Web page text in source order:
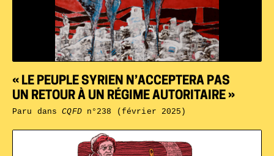
« LE PEUPLE SYRIEN N’ACCEPTERA PAS
UN RETOUR À UN RÉGIME AUTORITAIRE »
Paru dansCQFDn°238 (février 2025)